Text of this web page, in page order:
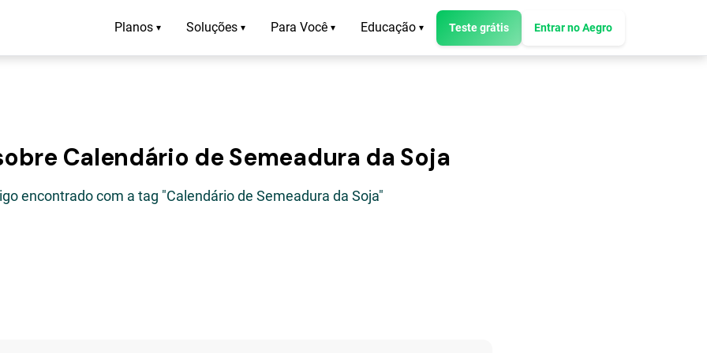
Planos ▾ Soluções ▾ Para Você ▾ Educação ▾ Teste grátis Entrar no Aegro
Calendário de Semeadura da Soja
encontrado com a tag "Calendário de Semeadura da Soja"